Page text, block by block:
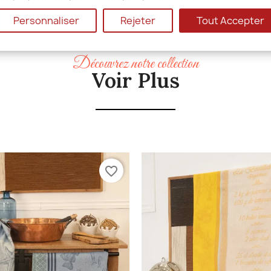
Découvrez notre collection
Voir Plus
Personnaliser Rejeter Tout Accepter